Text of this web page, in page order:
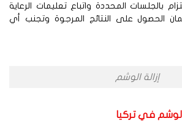
المحددة واتباع تعليمات الرعاية
الحصول على النتائج المرجوة وتجنب أي
إزالة الوشم
في تركيا